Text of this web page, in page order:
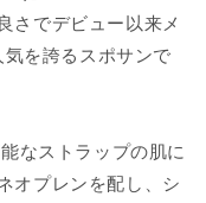
さでデビュー以来メ
を誇るスポサンで
なストラップの肌に
オプレンを配し、シ